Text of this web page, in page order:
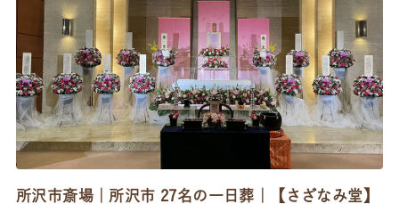
所沢市斎場｜所沢市 27名の一日葬｜【さざなみ堂】